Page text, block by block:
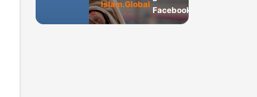
Islam.Global
Facebook